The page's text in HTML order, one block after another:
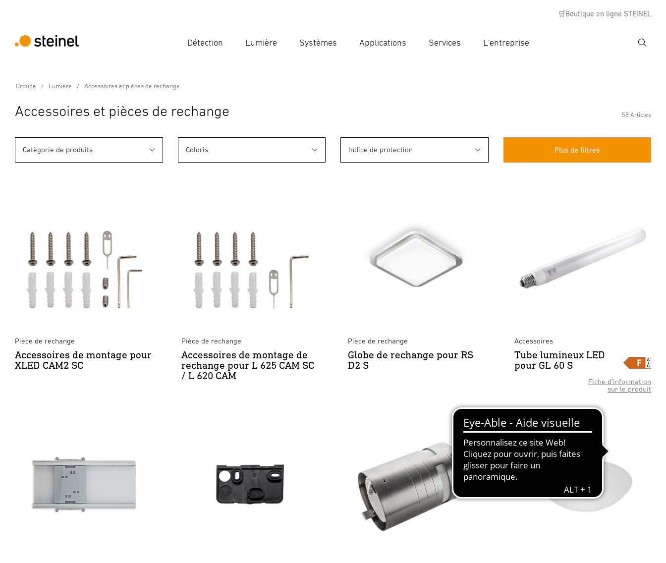
🛒Boutique en ligne STEINEL
Détection Lumière Systèmes Applications Services L'entreprise
Groupe Lumière Accessoires et pièces de rechange
Accessoires et pièces de rechange 58 Articles
Plus de filtres
Catègorie de produits Coloris Indice de protection
Pièce de rechange
Accessoires de montage pour
XLED CAM2 SC
Pièce de rechange
Accessoires de montage de
rechange pour L 625 CAM SC
/ L 620 CAM
Pièce de rechange
Globe de rechange pour RS
D2 S
Fiche d’information
sur le produit
Accessoires
Tube lumineux LED
pour GL 60 S